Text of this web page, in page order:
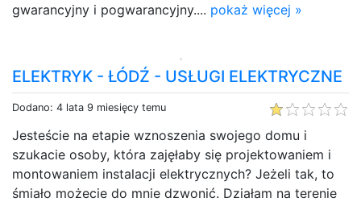
gwarancyjny i pogwarancyjny.... pokaż więcej »
ELEKTRYK - ŁÓDŹ - USŁUGI ELEKTRYCZNE
Dodano: 4 lata 9 miesięcy temu
Jesteście na etapie wznoszenia swojego domu i
szukacie osoby, która zajęłaby się projektowaniem i
montowaniem instalacji elektrycznych? Jeżeli tak, to
śmiało możecie do mnie dzwonić. Działam na terenie